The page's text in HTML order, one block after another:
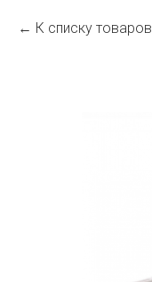
К списку товаров